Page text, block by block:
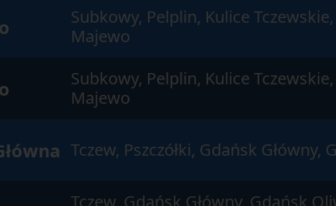
Subkowy, Pelplin, Kulice
Majewo
Subkowy, Pelplin, Kulice
Majewo
Tczew, Pszczółki, Gdańsk Główny,
Tczew, Gdańsk Główny, Gdańsk